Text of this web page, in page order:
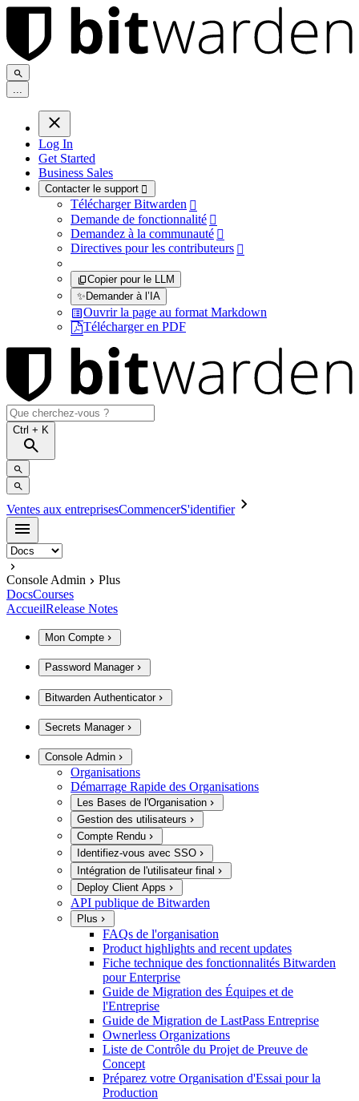
...
Log In
Get Started
Business Sales
Contacter le support 
Télécharger Bitwarden 
Demande de fonctionnalité 
Demandez à la communauté 
Directives pour les contributeurs 
Copier pour le LLM
✨Demander à l’IA
Ouvrir la page au format Markdown
Télécharger en PDF
Ctrl + K
Ventes aux entreprisesCommencerS'identifier
Console Admin
Plus
DocsCourses
AccueilRelease Notes
Mon Compte
Password Manager
Bitwarden Authenticator
Secrets Manager
Console Admin
Organisations
Démarrage Rapide des Organisations
Les Bases de l'Organisation
Gestion des utilisateurs
Compte Rendu
Identifiez-vous avec SSO
Intégration de l'utilisateur final
Deploy Client Apps
API publique de Bitwarden
Plus
FAQs de l'organisation
Product highlights and recent updates
Fiche technique des fonctionnalités Bitwarden
pour Enterprise
Guide de Migration des Équipes et de
l'Entreprise
Guide de Migration de LastPass Entreprise
Ownerless Organizations
Liste de Contrôle du Projet de Preuve de
Concept
Préparez votre Organisation d'Essai pour la
Production